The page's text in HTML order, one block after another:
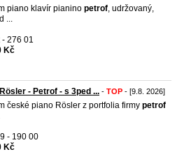
piano klavír pianino petrof, udržovaný,
...
- 276 01
Kč
- Petrof - s 3ped ... - TOP - [9.8. 2026]
české piano Rösler z portfolia firmy petrof
- 190 00
Kč